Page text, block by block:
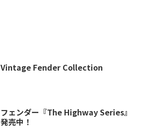
Vintage Fender Collection
フェンダー『The Highway Series』
発売中！